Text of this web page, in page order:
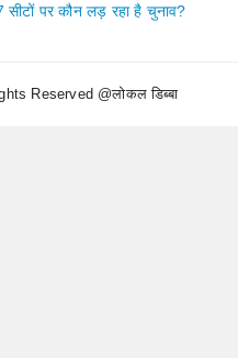
पर कौन लड़ रहा है चुनाव?
Reserved @लोकल डिब्बा